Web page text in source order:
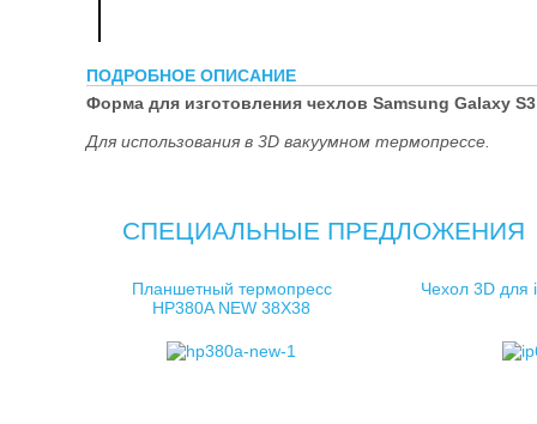
ПОДРОБНОЕ ОПИСАНИЕ
Форма для изготовления чехлов Samsung Galaxy
Для использования в 3D вакуумном термопрессе.
СПЕЦИАЛЬНЫЕ ПРЕДЛОЖЕНИЯ
Планшетный термопресс
HP380A NEW 38X38
Чехол 3D для